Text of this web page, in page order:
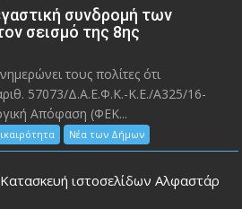
συνδρομή των
σεισμό της 8ης
τους πολίτες ότι
57073/Δ.Α.Ε.Φ.Κ.-Κ.Ε./Α325/16-
Απόφαση (ΦΕΚ...
Νέα των Δήμων
ιστοσελίδων Αλφαστάρ